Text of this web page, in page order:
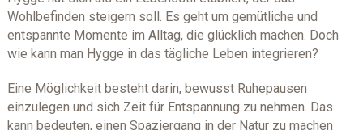
Wohlbefinden steigern soll. Es geht um gemütliche und
entspannte Momente im Alltag, die glücklich machen. Doch
wie kann man Hygge in das tägliche Leben integrieren?
Eine Möglichkeit besteht darin, bewusst Ruhepausen
einzulegen und sich Zeit für Entspannung zu nehmen. Das
kann bedeuten, einen Spaziergang in der Natur zu machen